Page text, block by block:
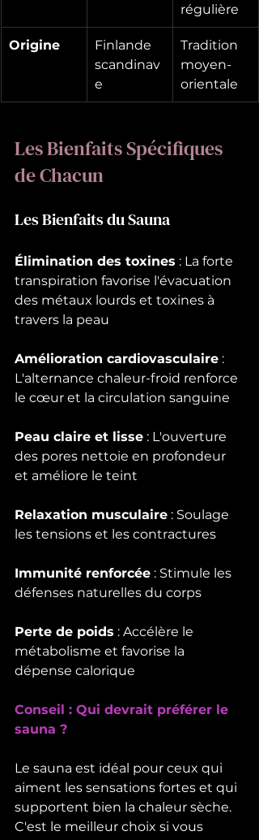
régulière
Origine
Finlande
scandinav
e
Tradition
moyen-
orientale
Les Bienfaits Spécifiques
de Chacun
Les Bienfaits du Sauna
Élimination des toxines : La forte
transpiration favorise l'évacuation
des métaux lourds et toxines à
travers la peau
Amélioration cardiovasculaire :
L'alternance chaleur-froid renforce
le cœur et la circulation sanguine
Peau claire et lisse : L'ouverture
des pores nettoie en profondeur
et améliore le teint
Relaxation musculaire : Soulage
les tensions et les contractures
Immunité renforcée : Stimule les
défenses naturelles du corps
Perte de poids : Accélère le
métabolisme et favorise la
dépense calorique
Conseil : Qui devrait préférer le
sauna ?
Le sauna est idéal pour ceux qui
aiment les sensations fortes et qui
supportent bien la chaleur sèche.
C'est le meilleur choix si vous